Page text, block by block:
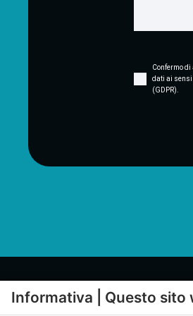
Confermo
dati ai sensi
(GDPR).
Informativa | Questo sito